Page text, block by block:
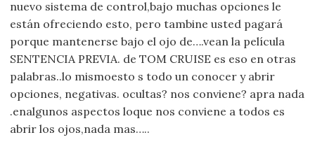
nuevo sistema de control,bajo muchas opciones le
están ofreciendo esto, pero tambine usted pagará
porque mantenerse bajo el ojo de….vean la película
SENTENCIA PREVIA. de TOM CRUISE es eso en otras
palabras..lo mismoesto s todo un conocer y abrir
opciones, negativas. ocultas? nos conviene? apra nada
.enalgunos aspectos loque nos conviene a todos es
abrir los ojos,nada mas…..